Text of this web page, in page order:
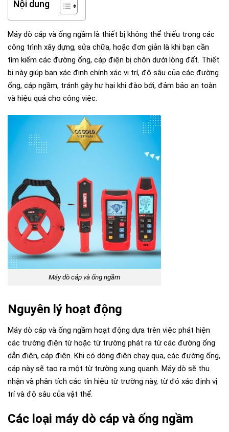
Nội dung
Máy dò cáp và ống ngầm là thiết bị không thể thiếu trong các
công trình xây dựng, sửa chữa, hoặc đơn giản là khi bạn cần
tìm kiếm các đường ống, cáp điện bị chôn dưới lòng đất. Thiết
bị này giúp bạn xác định chính xác vị trí, độ sâu của các đường
ống, cáp ngầm, tránh gây hư hại khi đào bới, đảm bảo an toàn
và hiệu quả cho công việc.
Máy dò cáp và ống ngầm
Nguyên lý hoạt động
Máy dò cáp và ống ngầm hoạt động dựa trên việc phát hiện
các trường điện từ hoặc từ trường phát ra từ các đường ống
dẫn điện, cáp điện. Khi có dòng điện chạy qua, các đường ống,
cáp này sẽ tạo ra một từ trường xung quanh. Máy dò sẽ thu
nhận và phân tích các tín hiệu từ trường này, từ đó xác định vị
trí và độ sâu của vật thể.
Các loại máy dò cáp và ống ngầm